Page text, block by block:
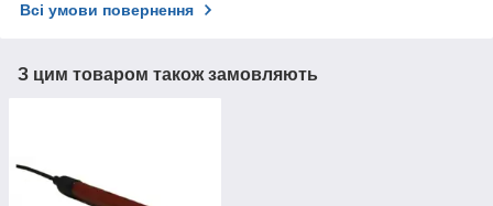
Всі умови повернення
З цим товаром також замовляють